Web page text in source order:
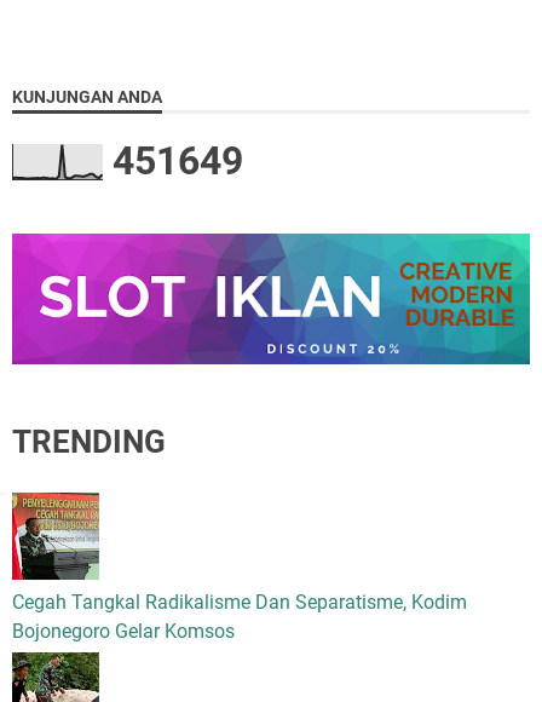
KUNJUNGAN ANDA
451649
TRENDING
Cegah Tangkal Radikalisme Dan Separatisme, Kodim
Bojonegoro Gelar Komsos